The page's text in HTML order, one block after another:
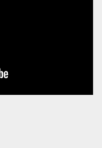
l'ottimizzazione